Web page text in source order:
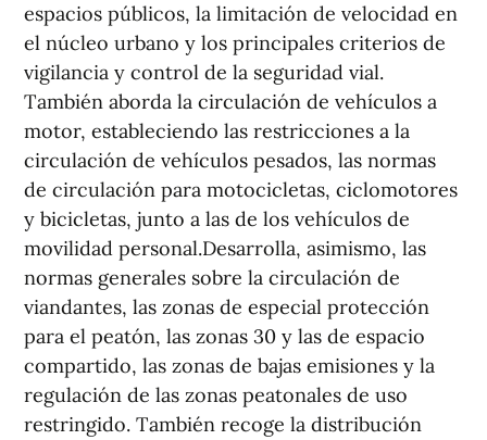
espacios públicos, la limitación de velocidad en
el núcleo urbano y los principales criterios de
vigilancia y control de la seguridad vial.
También aborda la circulación de vehículos a
motor, estableciendo las restricciones a la
circulación de vehículos pesados, las normas
de circulación para motocicletas, ciclomotores
y bicicletas, junto a las de los vehículos de
movilidad personal.Desarrolla, asimismo, las
normas generales sobre la circulación de
viandantes, las zonas de especial protección
para el peatón, las zonas 30 y las de espacio
compartido, las zonas de bajas emisiones y la
regulación de las zonas peatonales de uso
restringido. También recoge la distribución